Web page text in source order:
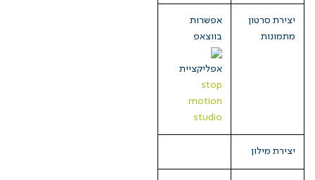
יצירת סרטון
מתמונות
אפשרות
בווצאפ
אפליקציית
stop
motion
studio
יצירת מילון